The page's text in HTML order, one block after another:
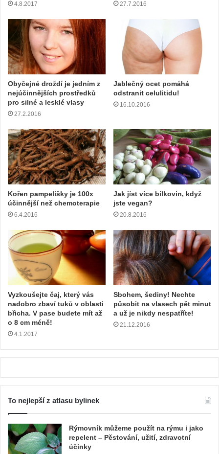
4.8.2017 27.7.2016
Obyčejné droždí je jedním z
nejúčinnějších prostředků
pro silné a lesklé vlasy
27.2.2016
Jablečný ocet pomáhá
odstranit celulitidu!
16.10.2016
Kořen pampelišky je 100x
účinnější než chemoterapie
6.4.2016
Jak jíst více bílkovin, když
jste vegan?
20.8.2016
Vyzkoušejte čaj, který vás
nadobro zbaví tuků v oblasti
břicha. V pase budete mít až
o 8 cm méně!
4.1.2017
Sbohem, šediny! Nechte
působit na vlasech pět minut
a už je nikdy nespatříte!
21.12.2016
To nejlepší z atlasu bylinek
Rýmovník můžeme použít na rýmu i jako
repelent – Pěstování, užití, zdravotní
účinky